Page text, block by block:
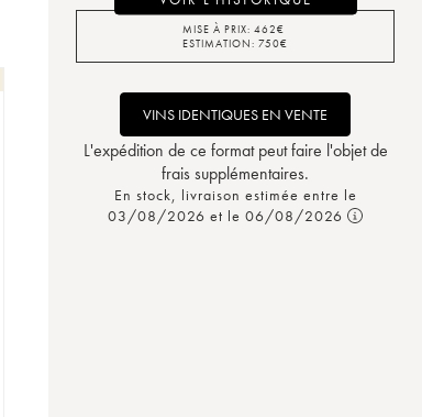
MISE À PRIX: 462€
ESTIMATION: 750€
VINS IDENTIQUES EN VENTE
L'expédition de ce format peut faire l'objet de
frais supplémentaires.
En stock, livraison estimée entre le
03/08/2026 et le 06/08/2026